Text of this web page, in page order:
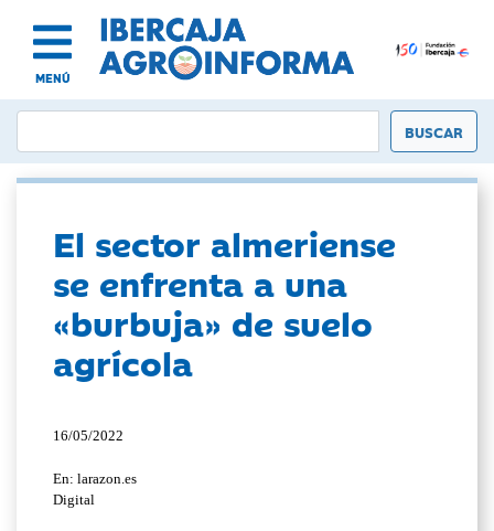
MENÚ
El sector almeriense
se enfrenta a una
«burbuja» de suelo
agrícola
16/05/2022
En: larazon.es
Digital